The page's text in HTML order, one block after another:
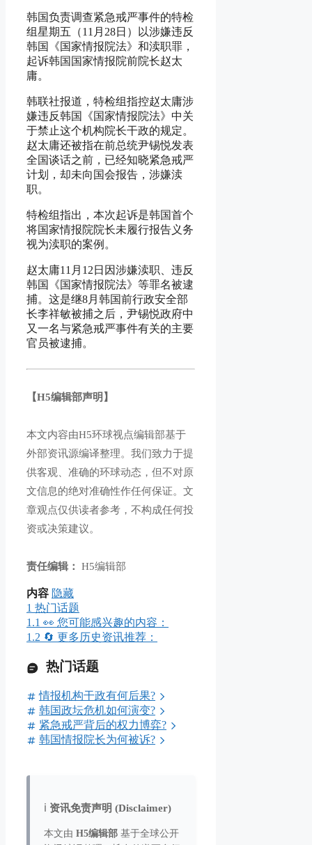
韩国负责调查紧急戒严事件的特检
组星期五（11月28日）以涉嫌违反
韩国《国家情报院法》和渎职罪，
起诉韩国国家情报院前院长赵太
庸。
韩联社报道，特检组指控赵太庸涉
嫌违反韩国《国家情报院法》中关
于禁止这个机构院长干政的规定。
赵太庸还被指在前总统尹锡悦发表
全国谈话之前，已经知晓紧急戒严
计划，却未向国会报告，涉嫌渎
职。
特检组指出，本次起诉是韩国首个
将国家情报院院长未履行报告义务
视为渎职的案例。
赵太庸11月12日因涉嫌渎职、违反
韩国《国家情报院法》等罪名被逮
捕。这是继8月韩国前行政安全部
长李祥敏被捕之后，尹锡悦政府中
又一名与紧急戒严事件有关的主要
官员被逮捕。
【H5编辑部声明】
本文内容由H5环球视点编辑部基于
外部资讯源编译整理。我们致力于提
供客观、准确的环球动态，但不对原
文信息的绝对准确性作任何保证。文
章观点仅供读者参考，不构成任何投
资或决策建议。
责任编辑： H5编辑部
内容 隐藏
1 热门话题
1.1 👀 您可能感兴趣的内容：
1.2 🔄 更多历史资讯推荐：
热门话题
情报机构干政有何后果?
韩国政坛危机如何演变?
紧急戒严背后的权力博弈?
韩国情报院长为何被诉?
ℹ️ 资讯免责声明 (Disclaimer)
本文由 H5编辑部 基于全球公开